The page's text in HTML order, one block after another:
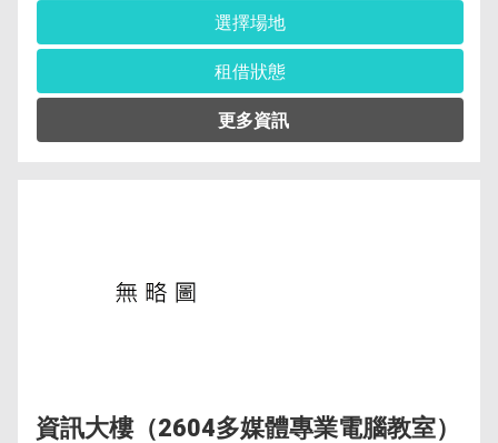
選擇場地
租借狀態
資訊大樓（2604多媒體專業電腦教室）